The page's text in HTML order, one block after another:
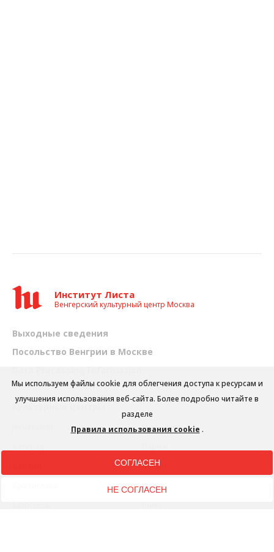
Институт Листа
Венгерский культурный центр Москва
Выходные сведения
Посольство Венгрии в Москве
Культурные центры
Нью-Йорк
Пекин
Прага
Мы используем файлы cookie для облегчения доступа к ресурсам и
улучшения использования веб-сайта. Более подробно читайте в
разделе
Правила использования cookie .
СОГЛАСЕН
НЕ СОГЛАСЕН